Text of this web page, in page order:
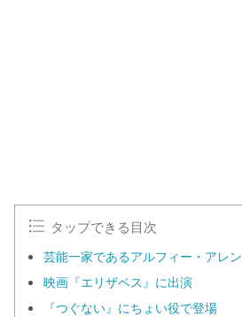
タップできる目次
芸能一家であるアルフィー・アレン
映画『エリザベス』に出演
『つぐない』にちょい役で登場